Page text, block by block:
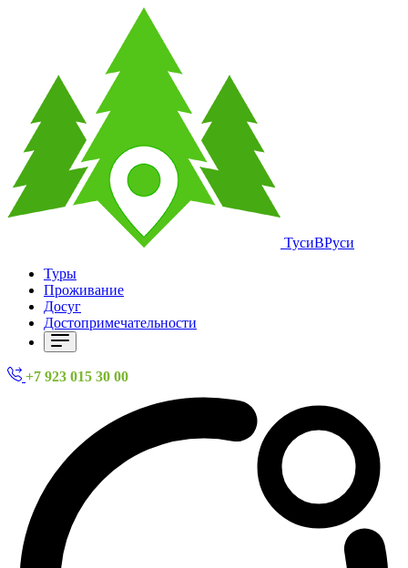
ТусиВРуси
Туры
Проживание
Досуг
Достопримечательности
+7 923 015 30 00